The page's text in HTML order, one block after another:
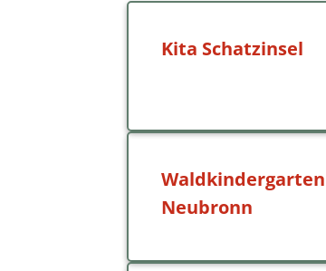
Kita Schatzinsel
Waldkindergarten
Neubronn